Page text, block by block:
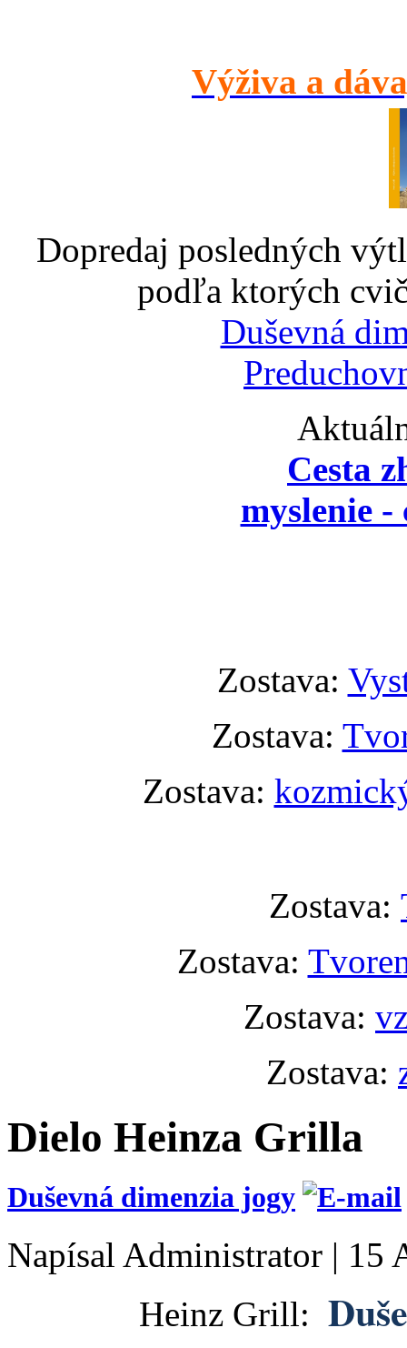
Výživa a
Dopredaj posledných
podľa ktorých
Duševná
Cesta
myslenie
Zostava:
Zostava:
Zostava:
Zostava:
Zostava:
Zostava:
Zostava:
Dielo Heinza Grilla
Duševná dimenzia jogy
Napísal Administrator | 15
Heinz Grill: